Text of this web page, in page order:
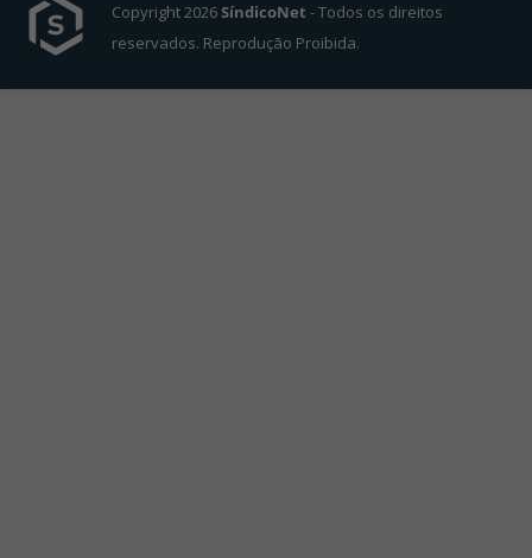
Copyright 2026SíndicoNet - Todos os direitos
reservados. Reprodução Proibida.